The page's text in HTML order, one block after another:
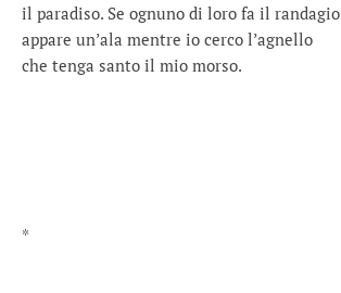
il paradiso. Se ognuno di loro fa il randagio
appare un’ala mentre io cerco l’agnello
che tenga santo il mio morso.
*